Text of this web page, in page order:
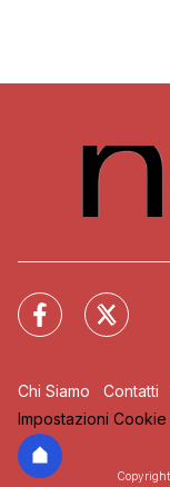
Chi Siamo Contatti
Impostazioni Cookie